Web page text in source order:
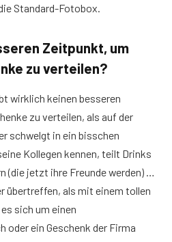
Standard-Fotobox.
Zeitpunkt, um
zu verteilen?
wirklich keinen besseren
zu verteilen, als auf der
schwelgt in ein bisschen
Kollegen kennen, teilt Drinks
(die jetzt ihre Freunde werden) …
übertreffen, als mit einem tollen
sich um einen
ein Geschenk der Firma